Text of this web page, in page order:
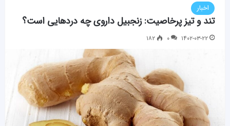
اخبار
تند و تیز پرخاصیت: زنجبیل داروی چه دردهایی است؟
۱۴۰۲-۰۳-۲۲ ۰ ۱۸۲